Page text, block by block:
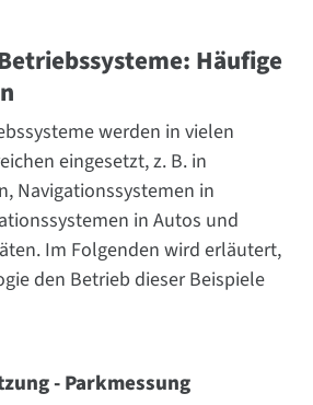
Häufige
werden in vielen
eingesetzt, z. B. in
Navigationssystemen in
in Autos und
Im Folgenden wird erläutert,
den Betrieb dieser Beispiele
- Parkmessung